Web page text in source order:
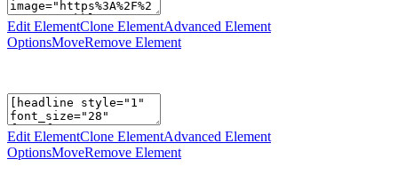
Edit ElementClone ElementAdvanced Element
OptionsMoveRemove Element
Edit ElementClone ElementAdvanced Element
OptionsMoveRemove Element